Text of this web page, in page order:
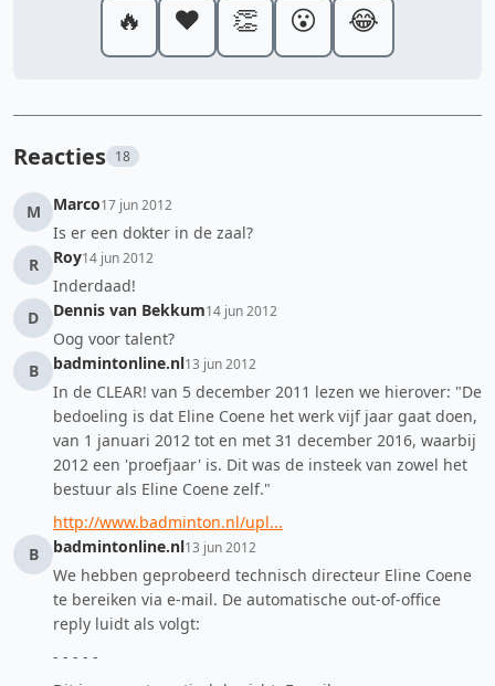
🔥 ❤️ 👏 😮 😂
Reacties 18
M Marco17 jun 2012
Is er een dokter in de zaal?
R
Roy14 jun 2012
Inderdaad!
D
Dennis van Bekkum14 jun 2012
Oog voor talent?
B
badmintonline.nl13 jun 2012
In de CLEAR! van 5 december 2011 lezen we hierover: "De
bedoeling is dat Eline Coene het werk vijf jaar gaat doen,
van 1 januari 2012 tot en met 31 december 2016, waarbij
2012 een 'proefjaar' is. Dit was de insteek van zowel het
bestuur als Eline Coene zelf."
http://www.badminton.nl/upl...
B
badmintonline.nl13 jun 2012
We hebben geprobeerd technisch directeur Eline Coene
te bereiken via e-mail. De automatische out-of-office
reply luidt als volgt:
- - - - -